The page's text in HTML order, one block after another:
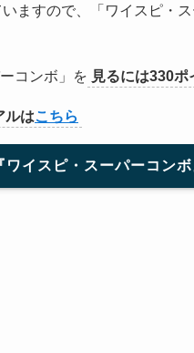
ますので、「ワイスピ・
コンボ」を 見るには330ポ
ルはこちら
ワイスピ・スーパーコン